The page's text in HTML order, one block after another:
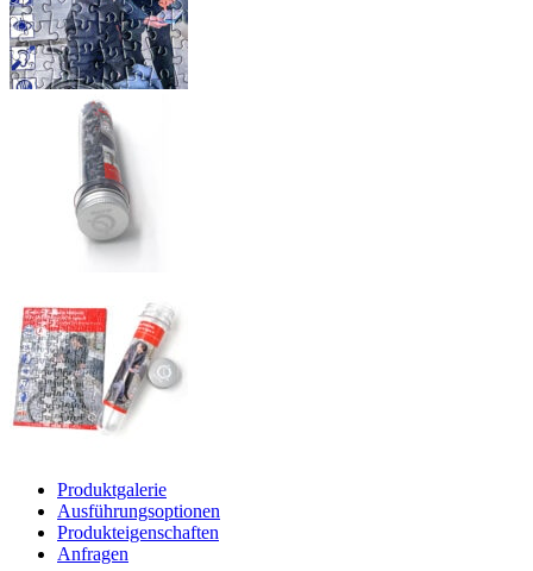
Produktgalerie
Ausführungsoptionen
Produkteigenschaften
Anfragen